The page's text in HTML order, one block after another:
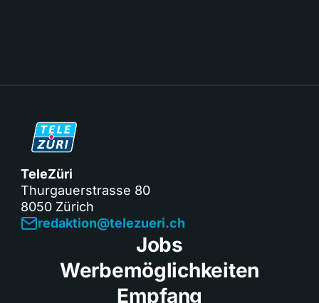
TeleZüri
Thurgauerstrasse 80
8050 Zürich
redaktion@telezueri.ch
Jobs
Werbemöglichkeiten
Empfang